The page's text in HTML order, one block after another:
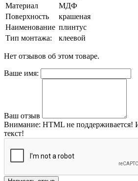
Материал
МДФ
Поверхность
крашеная
Наименование плинтус
Тип монтажа:
клеевой
Нет отзывов об этом товаре.
Ваше имя:
Ваш отзыв
Внимание: HTML не поддерживается!
текст!